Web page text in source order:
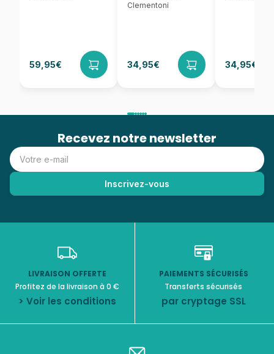
59,95€
Clementoni
34,95€ 34,95€
Recevez notre newsletter
LIVRAISON OFFERTE
Profitez de la livraison à 0 €
> Voir les conditions
PAIEMENTS SÉCURISÉS
Transferts sécurisés
par cryptage SSL